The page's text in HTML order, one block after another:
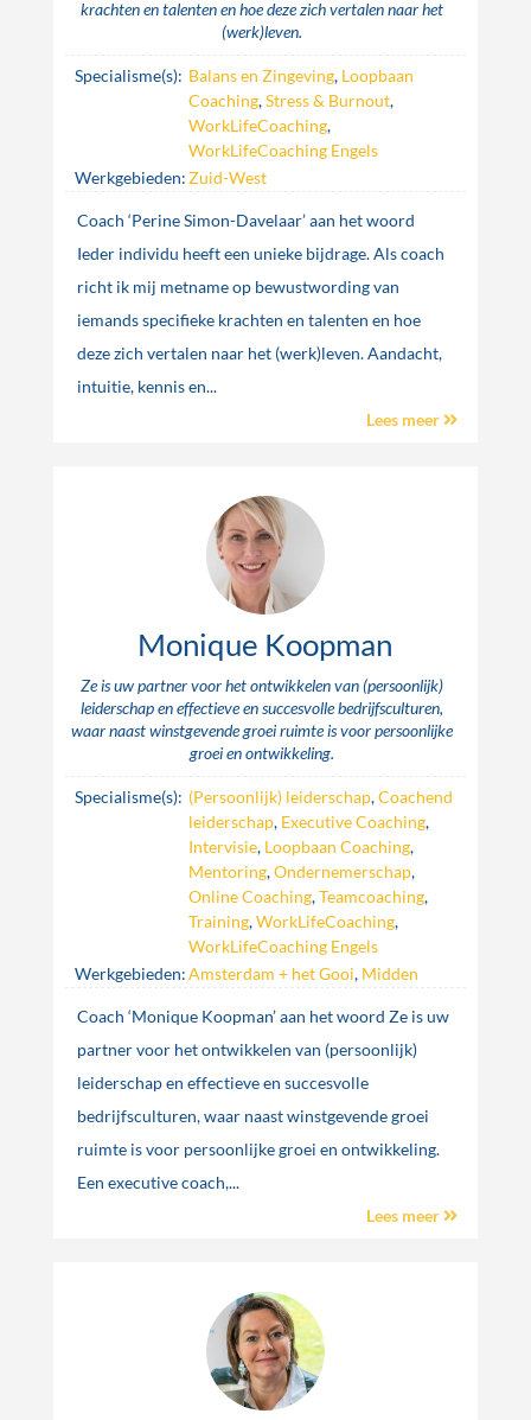
krachten en talenten en hoe deze zich vertalen naar het
(werk)leven.
Specialisme(s): Balans en Zingeving, Loopbaan
Coaching,Stress & Burnout,
WorkLifeCoaching,
WorkLifeCoaching Engels
Werkgebieden:Zuid-West
Coach ‘Perine Simon-Davelaar’ aan het woord
Ieder individu heeft een unieke bijdrage. Als coach
richt ik mij metname op bewustwording van
iemands specifieke krachten en talenten en hoe
deze zich vertalen naar het (werk)leven. Aandacht,
intuitie, kennis en...
Lees meer
Monique Koopman
Ze is uw partner voor het ontwikkelen van (persoonlijk)
leiderschap en effectieve en succesvolle bedrijfsculturen,
waar naast winstgevende groei ruimte is voor persoonlijke
groei en ontwikkeling.
Specialisme(s): (Persoonlijk) leiderschap,Coachend
leiderschap, Executive Coaching,
Intervisie, Loopbaan Coaching,
Mentoring,Ondernemerschap,
Online Coaching,Teamcoaching,
Training,WorkLifeCoaching,
WorkLifeCoaching Engels
Werkgebieden:Amsterdam + het Gooi, Midden
Coach ‘Monique Koopman’ aan het woord Ze is uw
partner voor het ontwikkelen van (persoonlijk)
leiderschap en effectieve en succesvolle
bedrijfsculturen, waar naast winstgevende groei
ruimte is voor persoonlijke groei en ontwikkeling.
Een executive coach,...
Lees meer